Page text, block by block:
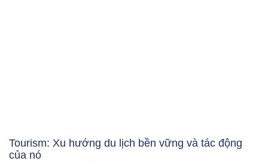
Tourism: Xu hướng du lịch bền vững và tác động
của nó